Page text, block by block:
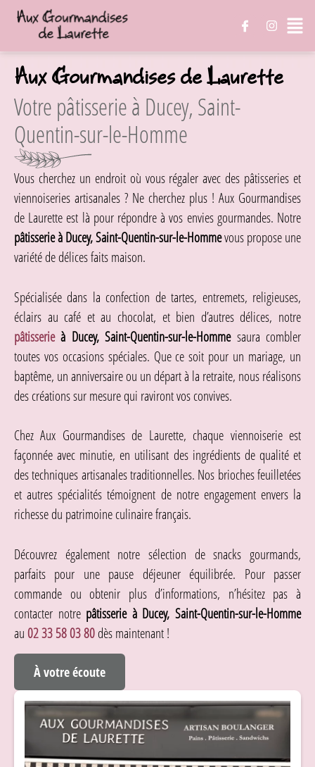
Aux Gourmandises de Laurette
Votre pâtisserie à Ducey, Saint-
Quentin-sur-le-Homme
Vous cherchez un endroit où vous régaler avec des pâtisseries et
viennoiseries artisanales ? Ne cherchez plus ! Aux Gourmandises
de Laurette est là pour répondre à vos envies gourmandes. Notre
pâtisserie à Ducey, Saint-Quentin-sur-le-Hommevous propose une
variété de délices faits maison.
Spécialisée dans la confection de tartes, entremets, religieuses,
éclairs au café et au chocolat, et bien d’autres délices, notre
pâtisserieà Ducey, Saint-Quentin-sur-le-Hommesaura combler
toutes vos occasions spéciales. Que ce soit pour un mariage, un
baptême, un anniversaire ou un départ à la retraite, nous réalisons
des créations sur mesure qui raviront vos convives.
Chez Aux Gourmandises de Laurette, chaque viennoiserie est
façonnée avec minutie, en utilisant des ingrédients de qualité et
des techniques artisanales traditionnelles. Nos brioches feuilletées
et autres spécialités témoignent de notre engagement envers la
richesse du patrimoine culinaire français.
Découvrez également notre sélection de snacks gourmands,
parfaits pour une pause déjeuner équilibrée. Pour passer
commande ou obtenir plus d’informations, n’hésitez pas à
contacter notre pâtisserie à Ducey, Saint-Quentin-sur-le-Homme
au02 33 58 03 80dès maintenant !
À votre écoute